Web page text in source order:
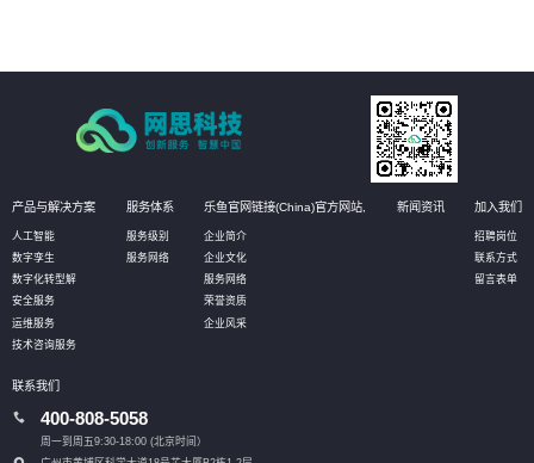
产品与解决方案
人工智能
数字孪生
数字化转型解
安全服务
运维服务
技术咨询服务
服务体系
服务级别
服务网络
乐鱼官网链接(China)官方网站,
企业简介
企业文化
服务网络
荣誉资质
企业风采
新闻资讯 加入我们
招聘岗位
联系方式
留言表单
联系我们
400-808-5058
周一到周五9:30-18:00 (北京时间）